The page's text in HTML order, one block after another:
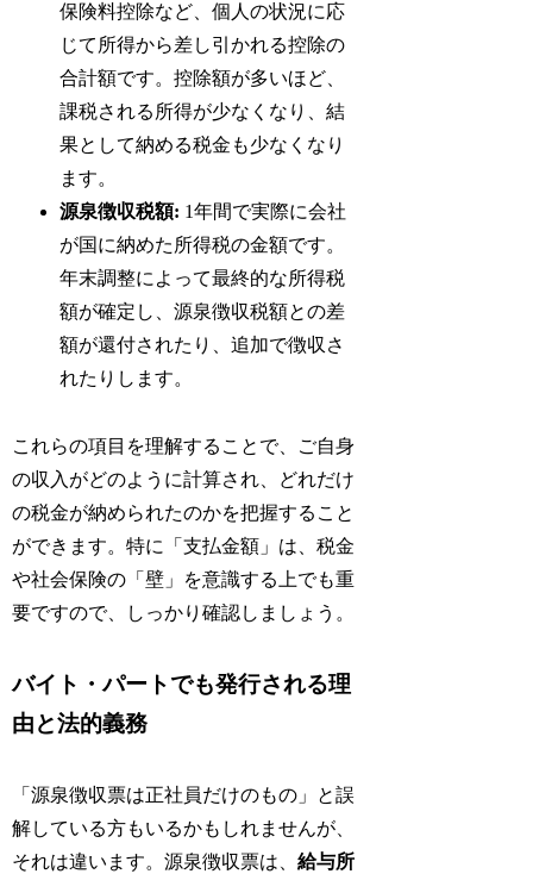
保険料控除など、個人の状況に応
じて所得から差し引かれる控除の
合計額です。控除額が多いほど、
課税される所得が少なくなり、結
果として納める税金も少なくなり
ます。
源泉徴収税額: 1年間で実際に会社
が国に納めた所得税の金額です。
年末調整によって最終的な所得税
額が確定し、源泉徴収税額との差
額が還付されたり、追加で徴収さ
れたりします。
これらの項目を理解することで、ご自身
の収入がどのように計算され、どれだけ
の税金が納められたのかを把握すること
ができます。特に「支払金額」は、税金
や社会保険の「壁」を意識する上でも重
要ですので、しっかり確認しましょう。
バイト・パートでも発行される理
由と法的義務
「源泉徴収票は正社員だけのもの」と誤
解している方もいるかもしれませんが、
それは違います。源泉徴収票は、給与所